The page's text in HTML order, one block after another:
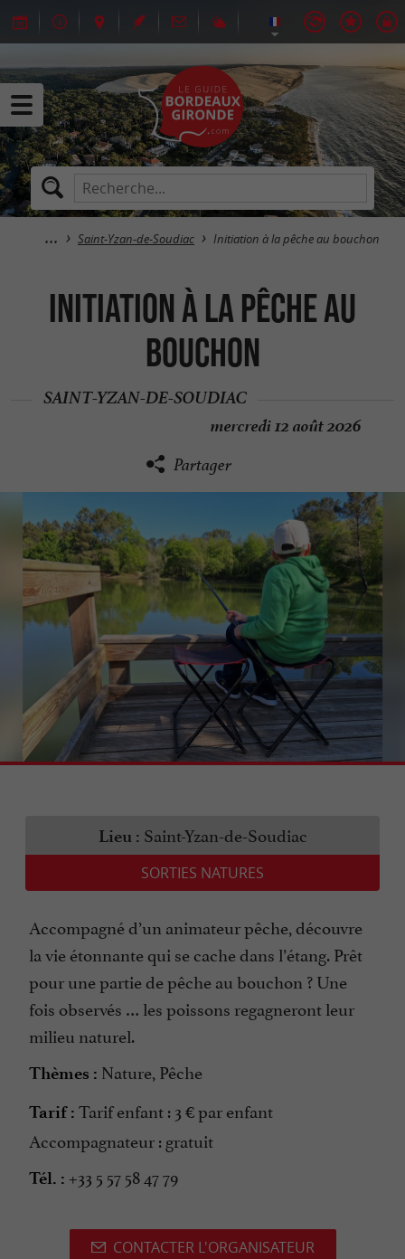
Saint-Yzan-de-Soudiac Initiation à la pêche au bouchon
Initiation à la pêche au
bouchon
SAINT-YZAN-DE-SOUDIAC
mercredi 12 août 2026
Partager
Lieu : Saint-Yzan-de-Soudiac
SORTIES NATURES
Accompagné d’un animateur pêche, découvre
la vie étonnante qui se cache dans l’étang. Prêt
pour une partie de pêche au bouchon ? Une
fois observés … les poissons regagneront leur
milieu naturel.
Thèmes : Nature, Pêche
Tarif : Tarif enfant : 3 € par enfant
Accompagnateur : gratuit
Tél. : +33 5 57 58 47 79
CONTACTER L'ORGANISATEUR